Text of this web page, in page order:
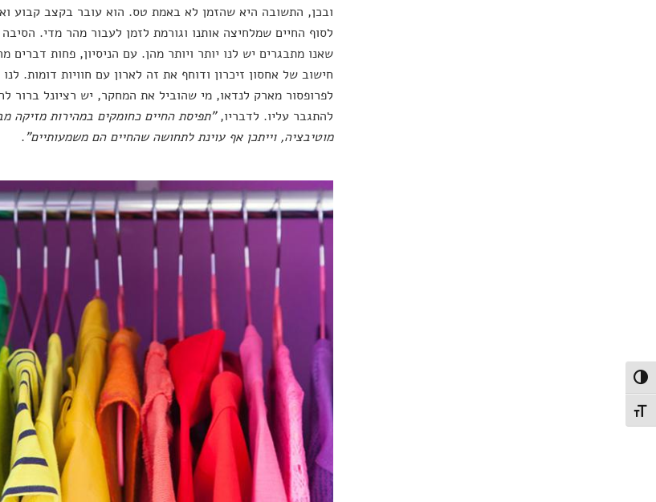
הפעל/כבה ניגודיות גבוהה
מתג גודל גופן
ובכן, התשובה היא שהזמן לא באמת טס. הוא עובר בקצב קבוע
לסוף החיים שמלחיצה אותנו וגורמת לזמן לעבור מהר מדי. הסיבה
שאנו מתבגרים יש לנו יותר ויותר מהן. עם הניסיון, פחות
חישוב של אחסון זיכרון ודוחף את זה לארון עם חוויות דומות.
לפרופסור מארק לנדאו, מי שהוביל את המחקר, יש רציונל ברור
להתגבר עליו. לדבריו,"תפיסת החיים כחומקים במהירות מזיקה
מוטיבציה, וייתכן אף עוינת לתחושה שהחיים הם משמעותיים".